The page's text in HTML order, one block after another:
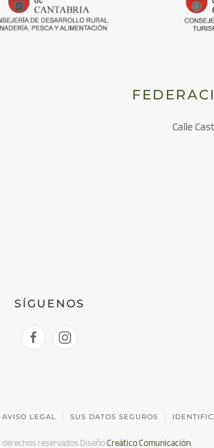
Calle
SÍGUENOS
AVISO LEGAL SUS DATOS SEGUROS
derechos reservados. DiseñoCreático Comunicación.